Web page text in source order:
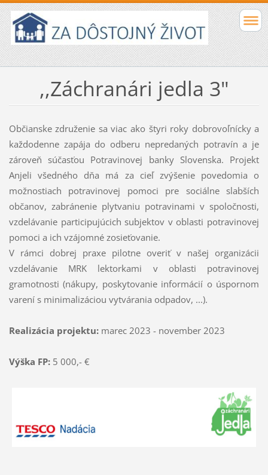
,,Záchranári jedla 3"
Občianske združenie sa viac ako štyri roky dobrovoľnícky a
každodenne zapája do odberu nepredaných potravín a je
zároveň súčasťou Potravinovej banky Slovenska. Projekt
Anjeli všedného dňa má za cieľ zvýšenie povedomia o
možnostiach potravinovej pomoci pre sociálne slabších
občanov, zabránenie plytvaniu potravinami v spoločnosti,
vzdelávanie participujúcich subjektov v oblasti potravinovej
pomoci a ich vzájomné zosieťovanie.
V rámci dobrej praxe pilotne overiť v našej organizácii
vzdelávanie MRK lektorkami v oblasti potravinovej
gramotnosti (nákupy, poskytovanie informácií o úspornom
varení s minimalizáciou vytvárania odpadov, ...).
Realizácia projektu:marec 2023 - november 2023
Výška FP:5 000,- €